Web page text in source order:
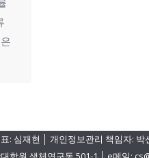
: 심재현 │ 개인정보관리 책임자: 박